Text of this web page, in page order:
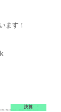
ます！
決算